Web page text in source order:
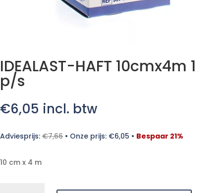
IDEALAST-HAFT 10cmx4m 1
p/s
€6,05 incl. btw
Adviesprijs: €7,66 • Onze prijs: €6,05 • Bespaar 21%
10 cm x 4 m